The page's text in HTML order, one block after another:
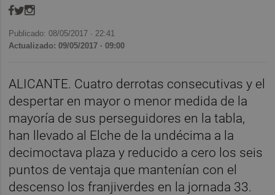
Publicado: 08/05/2017 · 22:41
Actualizado: 09/05/2017 · 09:00
ALICANTE. Cuatro derrotas consecutivas y el
despertar en mayor o menor medida de la
mayoría de sus perseguidores en la tabla,
han llevado al Elche de la undécima a la
decimoctava plaza y reducido a cero los seis
puntos de ventaja que mantenían con el
descenso los franjiverdes en la jornada 33.